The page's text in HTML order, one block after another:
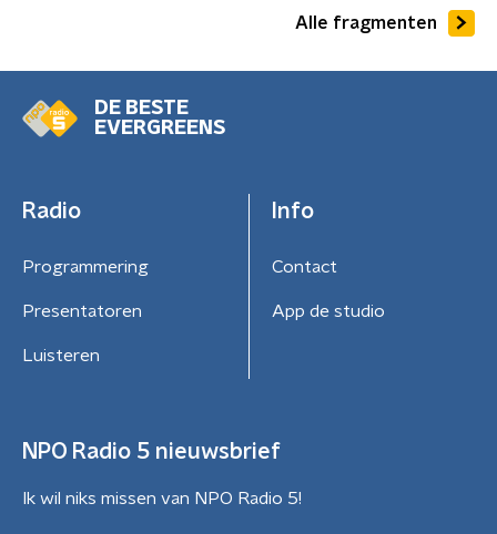
Alle fragmenten
DE BESTE
EVERGREENS
Radio
Programmering
Presentatoren
Luisteren
Info
Contact
App de studio
NPO Radio 5 nieuwsbrief
Ik wil niks missen van NPO Radio 5!